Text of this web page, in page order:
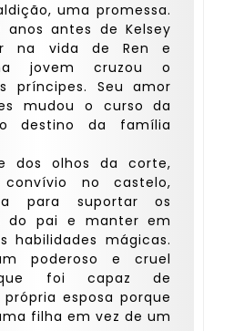
uma promessa.
anos antes de Kelsey
na vida de Ren e
jovem cruzou o
príncipes. Seu amor
mudou o curso da
destino da família
dos olhos da corte,
no castelo,
para suportar os
do pai e manter em
habilidades mágicas.
poderoso e cruel
foi capaz de
própria esposa porque
filha em vez de um